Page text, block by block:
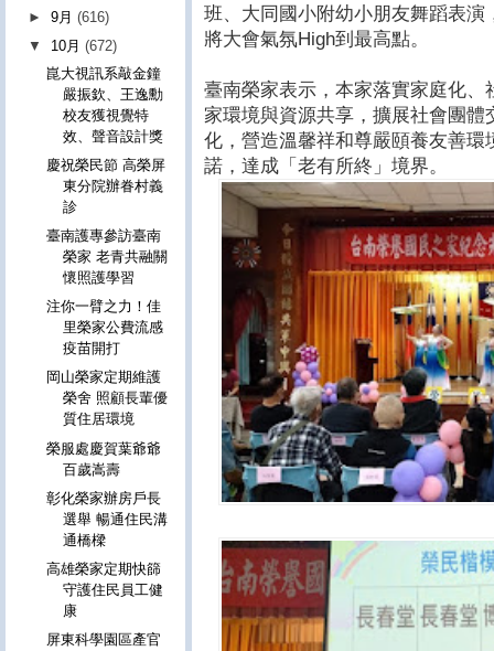
班、大同國小附幼小朋友舞蹈表
將大會氣氛High到最高點。
臺南榮家表示，本家落實家庭化
家環境與資源共享，擴展社會團
化，營造溫馨祥和尊嚴頤養友善
諾，達成「老有所終」境界。
►9月(616)
▼ 10月(672)
崑大視訊系敲金鐘
嚴振欽、王逸勳
校友獲視覺特
效、聲音設計獎
慶祝榮民節 高榮屏
東分院辦眷村義
診
臺南護專參訪臺南
榮家 老青共融關
懷照護學習
注你一臂之力！佳
里榮家公費流感
疫苗開打
岡山榮家定期維護
榮舍 照顧長輩優
質住居環境
榮服處慶賀葉爺爺
百歲嵩壽
彰化榮家辦房戶長
選舉 暢通住民溝
通橋樑
高雄榮家定期快篩
守護住民員工健
康
屏東科學園區產官